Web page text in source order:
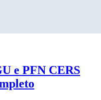
e PFN CERS